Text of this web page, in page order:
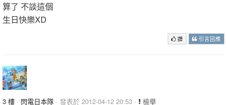
算了 不談這個
生日快樂XD
讚 引言回應
3 樓 · 閃電日本隊 · 發表於 2012-04-12 20:53 · 檢舉